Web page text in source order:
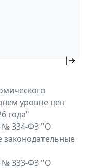
уровне цен
года"
№ 334-ФЗ "О
законодательные
№ 333-ФЗ "О